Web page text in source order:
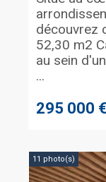
295 000 €
découvrez
52,30 m2
au sein
...
11 photo(s)